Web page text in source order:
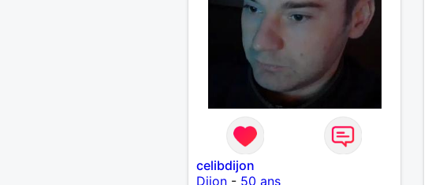
celibdijon
Dijon- 50 ans